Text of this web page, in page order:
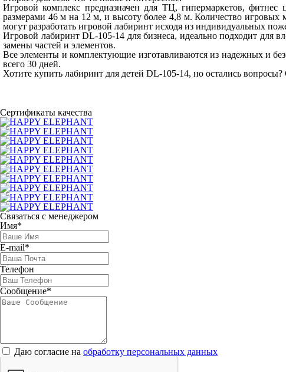
Игровой комплекс предназначен для ТЦ, гипермаркетов,
размерами 46 м на 12 м, и высоту более 4,8 м. Количество
могут разработать игровой лабиринт исходя из индивидуальных
Игровой лабиринт DL-105-14 для бизнеса, идеально подходит для
замены частей и элементов.
Все элементы и комплектующие изготавливаются из надежных и
всего 30 дней.
Хотите купить лабиринт для детей DL-105-14, но остались
Сертификаты качества
Связаться с менеджером
Имя*
E-mail*
Телефон
Сообщение*
Даю согласие на обработку персональных данных